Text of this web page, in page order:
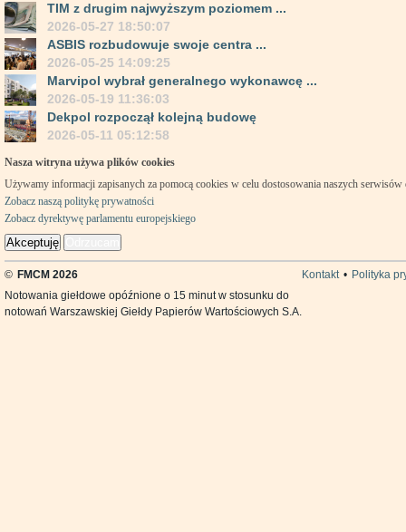
TIM z drugim najwyższym poziomem ...
2026-05-27 18:50:07
ASBIS rozbudowuje swoje centra ...
2026-05-25 14:09:25
Marvipol wybrał generalnego wykonawcę ...
2026-05-19 11:36:03
Dekpol rozpoczął kolejną budowę
2026-05-11 05:12:58
Nasza witryna używa plików cookies
Używamy informacji zapisanych za pomocą cookies w celu dostosowania naszych
Zobacz naszą politykę prywatności
Zobacz dyrektywę parlamentu europejskiego
Akceptuję
© FMCM 2026 Kontakt • Polityka
Notowania giełdowe opóźnione o 15 minut w stosunku do
notowań Warszawskiej Giełdy Papierów Wartościowych S.A.